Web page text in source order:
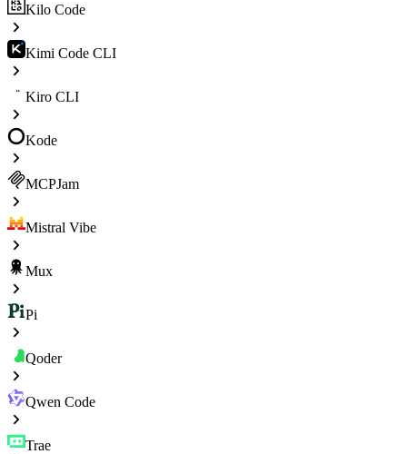
Kilo Code
Kimi Code CLI
Kiro CLI
Kode
MCPJam
Mistral Vibe
Mux
Pi
Qoder
Qwen Code
Trae